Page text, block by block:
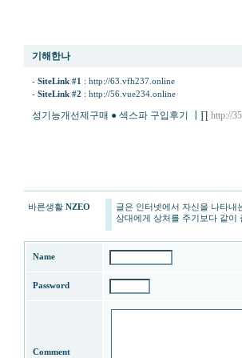
기해한나
- SiteLink #1 : http://63.vfh237.online
- SiteLink #2 : http://56.vue234.online
성기능개선제구매 ● 섹스파 구입후기 ┃∏ http://
바른생활 NZEO
글은 인터넷에서 자신을 나타내
상대에게 상처를 주기보다 같이
Name
Password
Comment